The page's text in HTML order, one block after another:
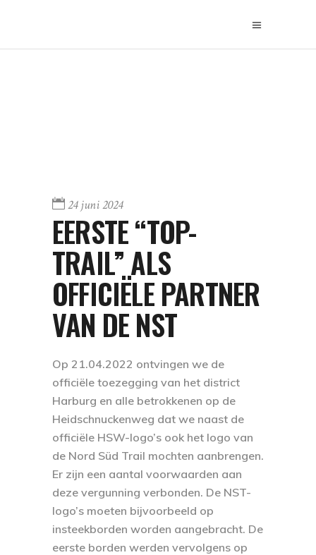
24 juni 2024
EERSTE “TOP-
TRAIL” ALS
OFFICIËLE PARTNER
VAN DE NST
Op 21.04.2022 ontvingen we de
officiële toezegging van het district
Harburg en alle betrokkenen op de
Heidschnuckenweg dat we naast de
officiële HSW-logo’s ook het logo van
de Nord Süd Trail mochten aanbrengen.
Er zijn een aantal voorwaarden aan
deze vergunning verbonden. De NST-
logo’s moeten bijvoorbeeld op
insteekborden worden aangebracht. De
eerste borden werden vervolgens op